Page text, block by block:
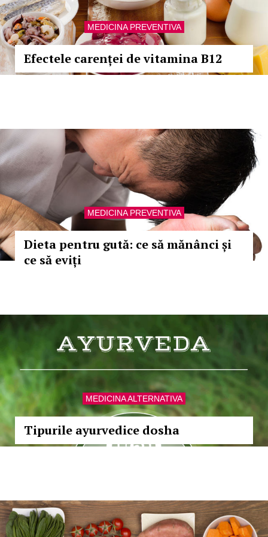
MEDICINA PREVENTIVA
Efectele carenței de vitamina B12
MEDICINA PREVENTIVA
Dieta pentru gută: ce să mănânci și
ce să eviți
MEDICINA ALTERNATIVA
Tipurile ayurvedice dosha